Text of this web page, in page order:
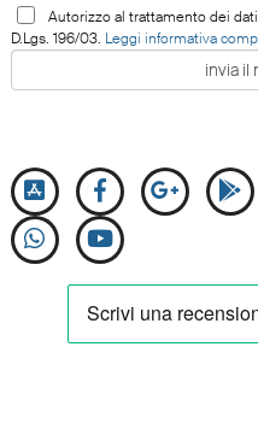
Autorizzo al trattamento dei
D.Lgs. 196/03. Leggi informativa